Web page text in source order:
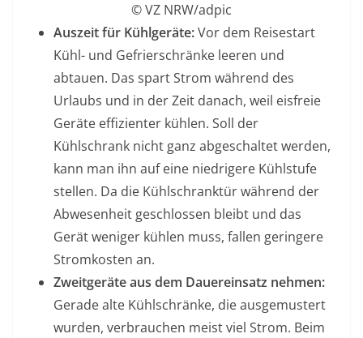
© VZ NRW/adpic
Auszeit für Kühlgeräte:Vor dem Reisestart
Kühl- und Gefrierschränke leeren und
abtauen. Das spart Strom während des
Urlaubs und in der Zeit danach, weil eisfreie
Geräte effizienter kühlen. Soll der
Kühlschrank nicht ganz abgeschaltet werden,
kann man ihn auf eine niedrigere Kühlstufe
stellen. Da die Kühlschranktür während der
Abwesenheit geschlossen bleibt und das
Gerät weniger kühlen muss, fallen geringere
Stromkosten an.
Zweitgeräte aus dem Dauereinsatz nehmen:
Gerade alte Kühlschränke, die ausgemustert
wurden, verbrauchen meist viel Strom. Beim